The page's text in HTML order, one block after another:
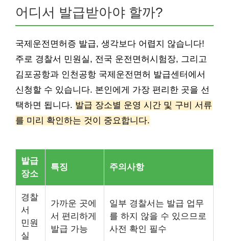
어디서 발급받아야 할까?
국제운전면허증 발급, 생각보다 어렵지 않습니다!
주로 경찰서 민원실, 전국 운전면허시험장, 그리고
김포공항과 인천공항 국제운전면허 발급센터에서
신청할 수 있습니다. 본인에게 가장 편리한 곳을 선
택하면 됩니다. 발급 장소별 운영 시간 및 구비 서류
를 미리 확인하는 것이 중요합니다.
발급
장소
특징 주의사항
경찰
서
민원
실
가까운 곳에
서 편리하게
발급 가능
일부 경찰서는 발급 업무
를 하지 않을 수 있으므로
사전 확인 필수